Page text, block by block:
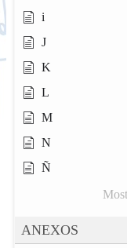
i
J
K
L
M
N
Ñ
ANEXOS